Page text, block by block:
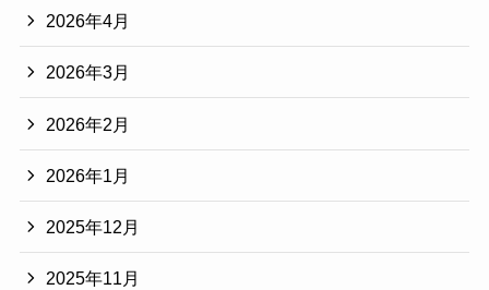
2026年4月
2026年3月
2026年2月
2026年1月
2025年12月
2025年11月